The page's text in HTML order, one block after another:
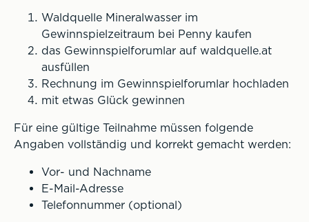
Waldquelle Mineralwasser im
Gewinnspielzeitraum bei Penny kaufen
das Gewinnspielforumlar auf waldquelle.at
ausfüllen
Rechnung im Gewinnspielforumlar hochladen
mit etwas Glück gewinnen
Für eine gültige Teilnahme müssen folgende
Angaben vollständig und korrekt gemacht werden:
Vor- und Nachname
E-Mail-Adresse
Telefonnummer (optional)